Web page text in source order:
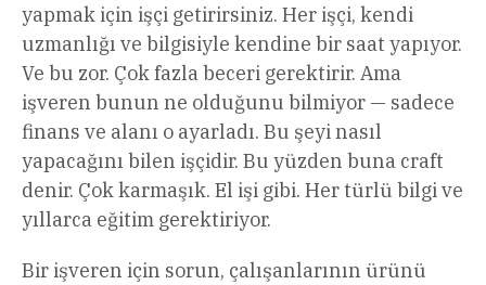
yapmak için işçi getirirsiniz. Her işçi, kendi
uzmanlığı ve bilgisiyle kendine bir saat yapıyor.
Ve bu zor. Çok fazla beceri gerektirir. Ama
işveren bunun ne olduğunu bilmiyor — sadece
finans ve alanı o ayarladı. Bu şeyi nasıl
yapacağını bilen işçidir. Bu yüzden buna craft
denir. Çok karmaşık. El işi gibi. Her türlü bilgi ve
yıllarca eğitim gerektiriyor.
Bir işveren için sorun, çalışanlarının ürünü